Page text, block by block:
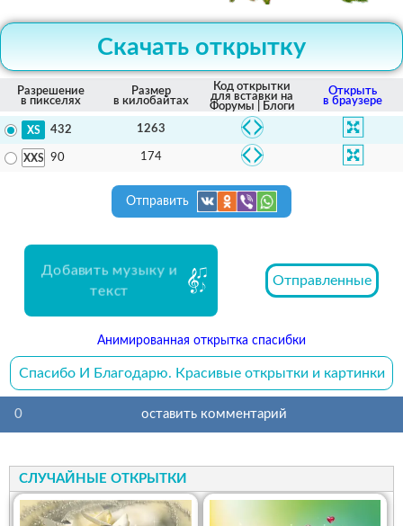
Скачать открытку
Разрешение
в пикселях
Размер
в килобайтах
Код открытки
для вставки на
Форумы | Блоги
Открыть
в браузере
432 1263
90 174
Отправить
Добавить музыку и
текст
Отправленные
Анимированная открытка спасибки
Спасибо И Благодарю. Красивые открытки и картинки
0 оставить комментарий
СЛУЧАЙНЫЕ ОТКРЫТКИ